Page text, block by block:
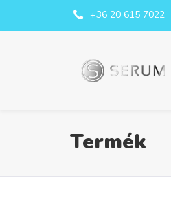
+36 20 615 7022
Termék